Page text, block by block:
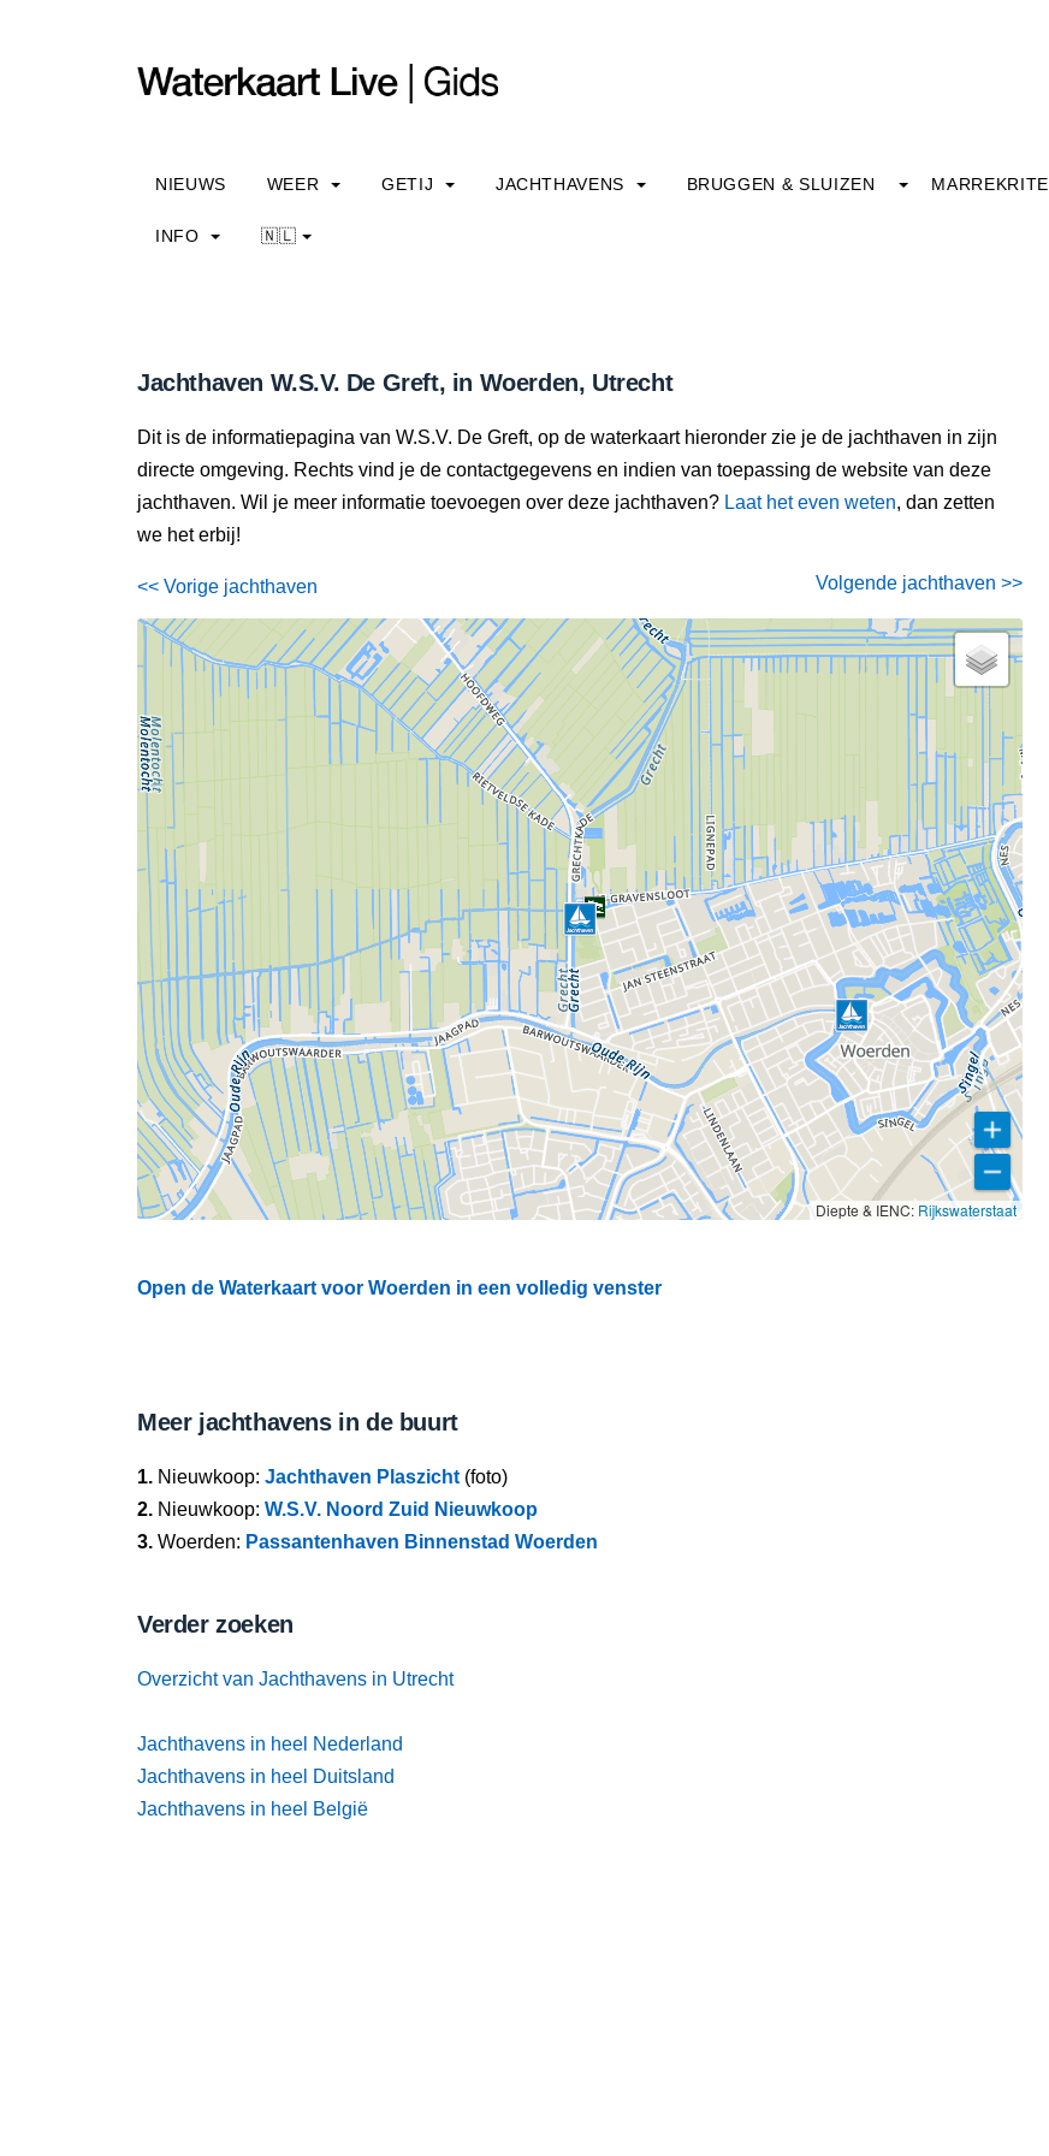
NIEUWS WEER GETIJ JACHTHAVENS BRUGGEN & SLUIZEN MARREKRITE
INFO 🇳🇱
Jachthaven W.S.V. De Greft, in Woerden, Utrecht
Dit is de informatiepagina van W.S.V. De Greft, op de waterkaart hieronder zie je de jachthaven in zijn
directe omgeving. Rechts vind je de contactgegevens en indien van toepassing de website van deze
jachthaven. Wil je meer informatie toevoegen over deze jachthaven? Laat het even weten, dan zetten
we het erbij!
<< Vorige jachthaven Volgende jachthaven >>
Diepte & IENC: Rijkswaterstaat
Open de Waterkaart voor Woerden in een volledig venster
Meer jachthavens in de buurt
1. Nieuwkoop: Jachthaven Plaszicht (foto)
2. Nieuwkoop: W.S.V. Noord Zuid Nieuwkoop
3. Woerden: Passantenhaven Binnenstad Woerden
Verder zoeken
Overzicht van Jachthavens in Utrecht
Jachthavens in heel Nederland
Jachthavens in heel Duitsland
Jachthavens in heel België